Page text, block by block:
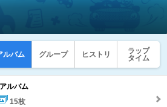
ルバム グループ ヒストリ
ラップ
タイム
ルバム
15枚